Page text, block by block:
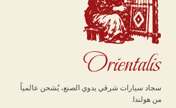
سجاد سيارات شرقي يدوي الصنع، يُشحن عالمياً
من هولندا.